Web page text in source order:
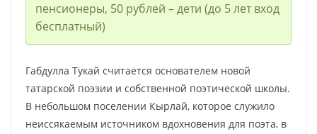
пенсионеры, 50 рублей – дети (до 5 лет вход
бесплатный)
Габдулла Тукай считается основателем новой
татарской поэзии и собственной поэтической школы.
В небольшом поселении Кырлай, которое служило
неиссякаемым источником вдохновения для поэта, в